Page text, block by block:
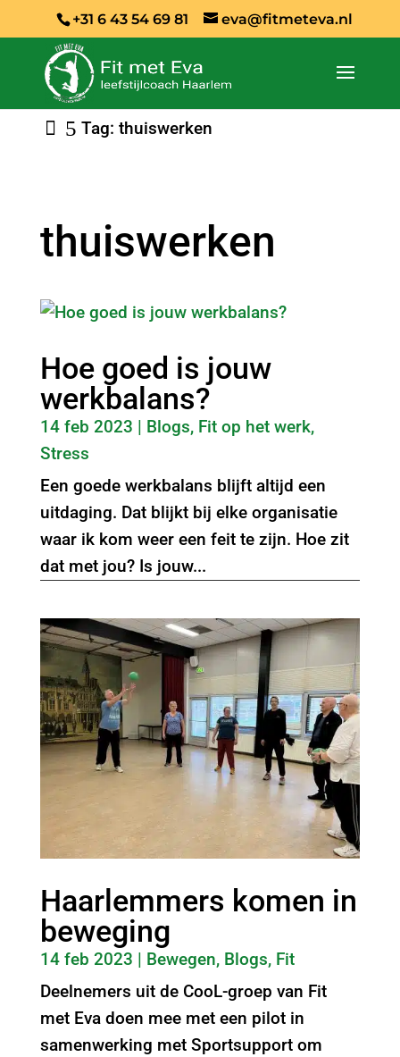
+31 6 43 54 69 81 eva@fitmeteva.nl
Tag: thuiswerken
thuiswerken
Hoe goed is jouw
werkbalans?
14 feb 2023 | Blogs, Fit op het werk,
Stress
Een goede werkbalans blijft altijd een
uitdaging. Dat blijkt bij elke organisatie
waar ik kom weer een feit te zijn. Hoe zit
dat met jou? Is jouw...
Haarlemmers komen in
beweging
14 feb 2023 | Bewegen, Blogs, Fit
Deelnemers uit de CooL-groep van Fit
met Eva doen mee met een pilot in
samenwerking met Sportsupport om